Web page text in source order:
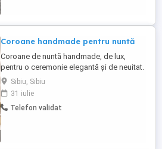
Coroane handmade pentru nuntă
Coroane de nuntă handmade, de lux,
pentru o ceremonie elegantă și de neuitat.
Realizate cu o atenție deosebită la detalii,
decorate cu mărgele albe rafinate și
panglică din satin de înaltă calitate.
Coroanele simbolizează dragostea,
Sibiu, Sibiu
31 iulie
Telefon validat